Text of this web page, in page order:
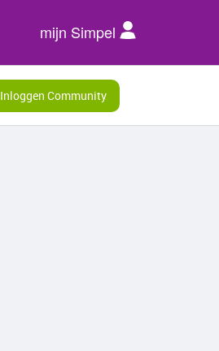
mijn Simpel
Inloggen Community